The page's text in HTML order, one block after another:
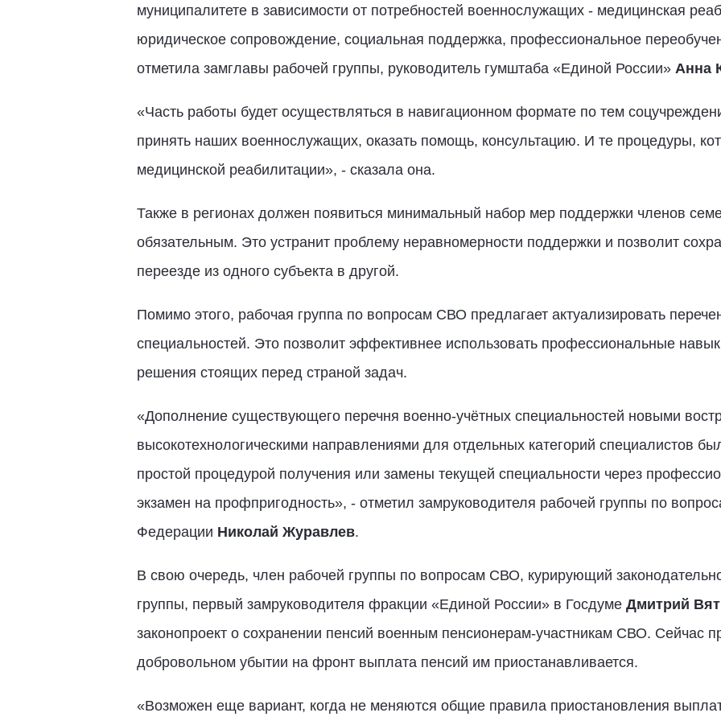
муниципалитете в зависимости от потребностей военнослужащих - медицинская
юридическое сопровождение, социальная поддержка, профессиональное
отметила замглавы рабочей группы, руководитель гумштаба «Единой России» Анна
«Часть работы будет осуществляться в навигационном формате по тем
принять наших военнослужащих, оказать помощь, консультацию. И те процедуры,
медицинской реабилитации», - сказала она.
Также в регионах должен появиться минимальный набор мер поддержки членов
обязательным. Это устранит проблему неравномерности поддержки и позволит
переезде из одного субъекта в другой.
Помимо этого, рабочая группа по вопросам СВО предлагает актуализировать
специальностей. Это позволит эффективнее использовать профессиональные
решения стоящих перед страной задач.
«Дополнение существующего перечня военно-учётных специальностей новыми
высокотехнологическими направлениями для отдельных категорий специалистов
простой процедурой получения или замены текущей специальности через
экзамен на профпригодность», - отметил замруководителя рабочей группы по
Федерации Николай Журавлев.
В свою очередь, член рабочей группы по вопросам СВО, курирующий
группы, первый замруководителя фракции «Единой России» в Госдуме Дмитрий
законопроект о сохранении пенсий военным пенсионерам-участникам СВО. Сейчас
добровольном убытии на фронт выплата пенсий им приостанавливается.
«Возможен еще вариант, когда не меняются общие правила приостановления